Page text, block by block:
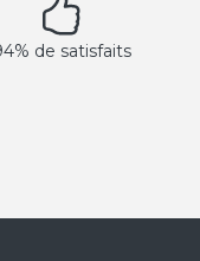
de satisfaits